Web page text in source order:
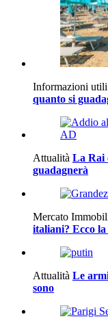
Informazioni utili
quanto si
Attualità La Rai
guadagnerà
Mercato
italiani? Ecco la
Attualità Le
sono